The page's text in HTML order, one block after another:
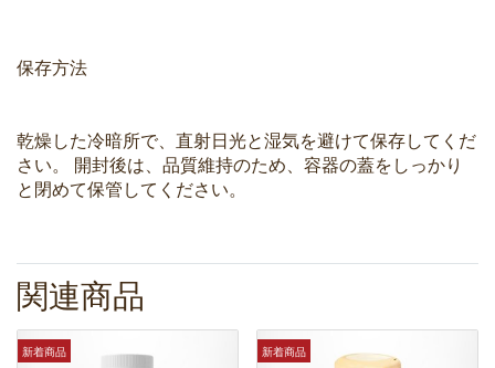
保存方法
乾燥した冷暗所で、直射日光と湿気を避けて保存してくだ
さい。 開封後は、品質維持のため、容器の蓋をしっかり
と閉めて保管してください。
関連商品
新着商品 新着商品